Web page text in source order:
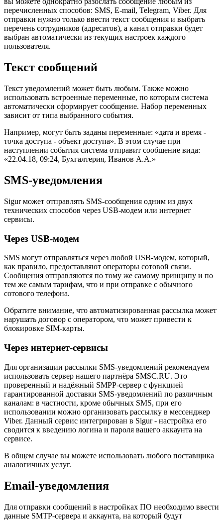
перечисленных способов: SMS, E-mail, Telegram, Viber. Для
отправки нужно только ввести текст сообщения и выбрать
перечень сотрудников (адресатов), а канал отправки будет
выбран автоматически из текущих настроек каждого
пользователя.
Текст сообщений
Текст уведомлений может быть любым. Также можно
использовать встроенные переменные, по которым система
автоматически сформирует сообщение. Набор переменных
зависит от типа выбранного события.
Например, могут быть заданы переменные: «дата и время -
точка доступа - объект доступа». В этом случае при
наступлении события система отправит сообщение вида:
«22.04.18, 09:24, Бухгалтерия, Иванов А.А.»
SMS-уведомления
Sigur может отправлять SMS-сообщения одним из двух
технических способов через USB-модем или интернет
сервисы.
Через USB-модем
SMS могут отправляться через любой USB-модем, который,
как правило, предоставляют операторы сотовой связи.
Сообщения отправляются по тому же самому принципу и по
тем же самым тарифам, что и при отправке с обычного
сотового телефона.
Обратите внимание, что автоматизированная рассылка может
нарушать договор с оператором, что может привести к
блокировке SIM-карты.
Через интернет-сервисы
Для организации рассылки SMS-уведомлений рекомендуем
использовать сервер нашего партнёра SMSC.RU. Это
проверенный и надёжный SMPP-сервер с функцией
гарантированной доставки SMS-уведомлений по различным
каналам: в частности, кроме обычных SMS, при его
использовании можно организовать рассылку в мессенджер
Viber. Данный сервис интегрирован в Sigur - настройка его
сводится к введению логина и пароля вашего аккаунта на
сервисе.
В общем случае вы можете использовать любого поставщика
аналогичных услуг.
Email-уведомления
Для отправки сообщений в настройках ПО необходимо ввести
данные SMTP-сервера и аккаунта, на который будут